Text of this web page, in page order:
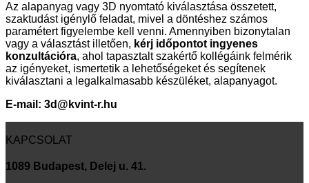
Az alapanyag vagy 3D nyomtató kiválasztása összetett,
szaktudást igénylő feladat, mivel a döntéshez számos
paramétert figyelembe kell venni. Amennyiben bizonytalan
vagy a választást illetően, kérj időpontot ingyenes
konzultációra, ahol tapasztalt szakértő kollégáink felmérik
az igényeket, ismertetik a lehetőségeket és segítenek
kiválasztani a legalkalmasabb készüléket, alapanyagot.
E-mail: 3d@kvint-r.hu
KAPCSOLAT
1089 Budapest, Delej u. 41.